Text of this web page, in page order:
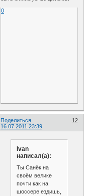
0
Поделиться
12
16.07.2011 23:39
Ivan
написал(а):
Ты Санёк на
своём велике
почти как на
шоссере ездишь,